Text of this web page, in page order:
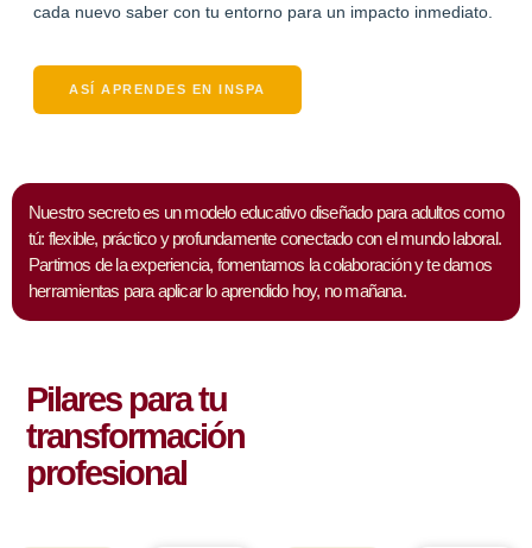
cada nuevo saber con tu entorno para un impacto inmediato.
ASÍ APRENDES EN INSPA
Nuestro secreto es un modelo educativo diseñado para adultos como
tú: flexible, práctico y profundamente conectado con el mundo laboral.
Partimos de la experiencia, fomentamos la colaboración y te damos
herramientas para aplicar lo aprendido hoy, no mañana.
Pilares para tu
transformación
profesional